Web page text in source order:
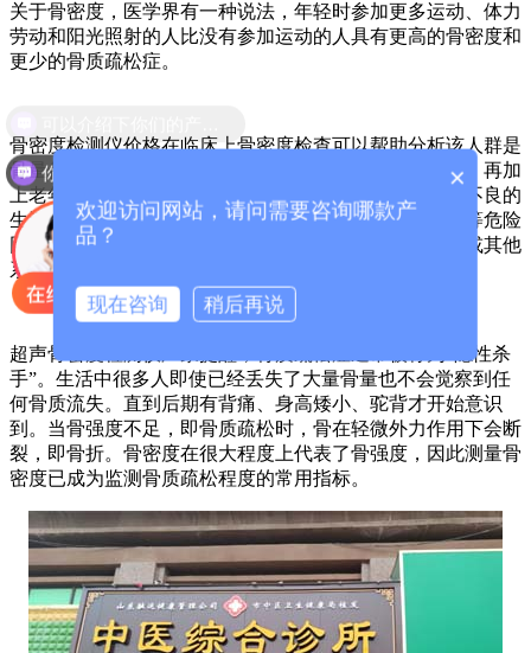
关于骨密度，医学界有一种说法，年轻时参加更多运动、体力
劳动和阳光照射的人比没有参加运动的人具有更高的骨密度和
更少的骨质疏松症。
骨密度检测仪价格在临床上骨密度检查可以帮助分析该人群是
骨量低还是骨质疏松。如果是骨量低或骨质疏松的人群，再加
上老年人或体重指数低、身高小、体重低的人，再加上不良的
生活习惯，如吸烟、饮酒，甚至骨折史或家族骨折类型等危险
因素，再加上骨密度，我们可以判断未来几年髋部骨折或其他
系统性骨折的风险。对人体健康有重要意义。
超声骨密度检测仪厂家提醒，骨质疏松症通常被称为“隐性杀
手”。生活中很多人即使已经丢失了大量骨量也不会觉察到任
何骨质流失。直到后期有背痛、身高矮小、驼背才开始意识
到。当骨强度不足，即骨质疏松时，骨在轻微外力作用下会断
裂，即骨折。骨密度在很大程度上代表了骨强度，因此测量骨
密度已成为监测骨质疏松程度的常用指标。
你们是怎么收费的呢？ ×
欢迎访问网站，请问需要咨询哪款产
品？
现在咨询 稍后再说